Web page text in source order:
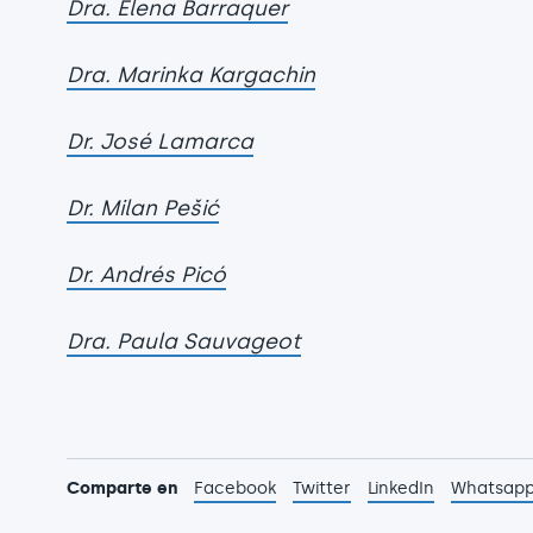
Dra. Elena Barraquer
Dra. Marinka Kargachin
Dr. José Lamarca
Dr. Milan Pešić
Dr. Andrés Picó
Dra. Paula Sauvageot
Comparte en Facebook Twitter LinkedIn